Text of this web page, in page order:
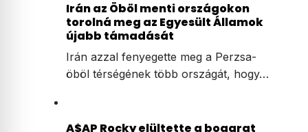
Irán az Öböl menti országokon
torolná meg az Egyesült Államok
újabb támadását
Irán azzal fenyegette meg a Perzsa-
öböl térségének több országát, hogy…
A$AP Rocky elültette a bogarat